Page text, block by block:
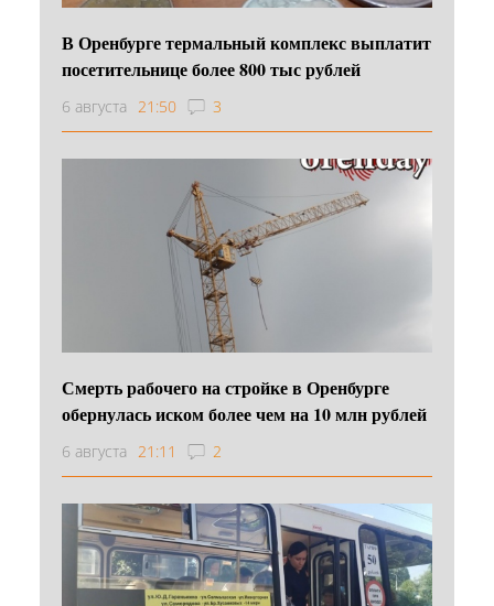
В Оренбурге термальный комплекс выплатит
посетительнице более 800 тыс рублей
6 августа 21:50 3
Смерть рабочего на стройке в Оренбурге
обернулась иском более чем на 10 млн рублей
6 августа 21:11 2